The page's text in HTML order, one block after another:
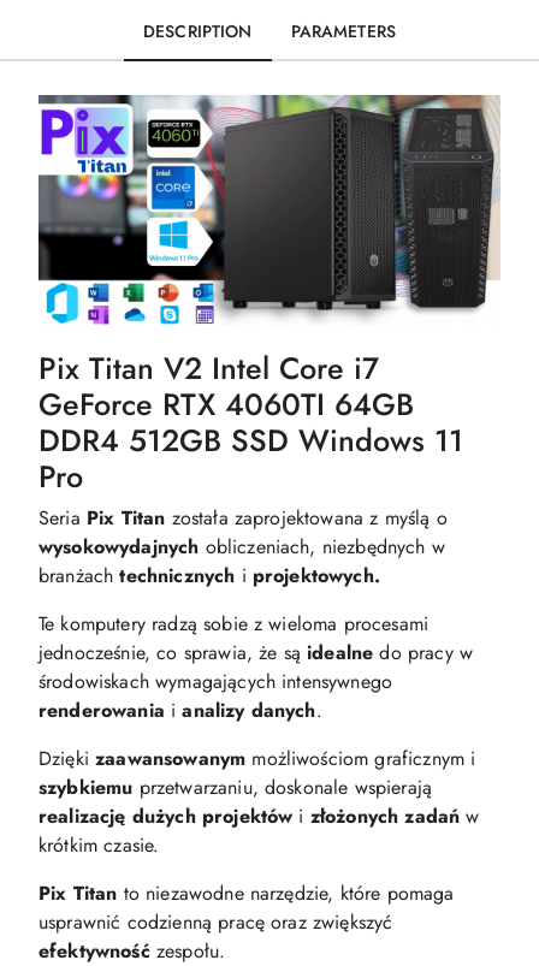
DESCRIPTION PARAMETERS
Pix Titan V2 Intel Core i7
GeForce RTX 4060TI 64GB
DDR4 512GB SSD Windows 11
Pro
Seria Pix Titan została zaprojektowana z myślą o
wysokowydajnych obliczeniach, niezbędnych w
branżachtechnicznych i projektowych.
Te komputery radzą sobie z wieloma procesami
jednocześnie, co sprawia, że sąidealne do pracy w
środowiskach wymagających intensywnego
renderowania ianalizy danych.
Dziękizaawansowanym możliwościom graficznym i
szybkiemu przetwarzaniu, doskonale wspierają
realizację dużych projektów i złożonych zadańw
krótkim czasie.
Pix Titan to niezawodne narzędzie, które pomaga
usprawnić codzienną pracę oraz zwiększyć
efektywnośćzespołu.